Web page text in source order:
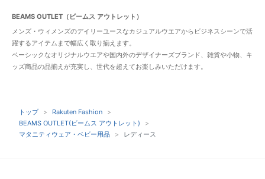
BEAMS OUTLET（ビームス アウトレット）
メンズ・ウィメンズのデイリーユースなカジュアルウエアからビジネスシーンで活
躍するアイテムまで幅広く取り揃えます。
ベーシックなオリジナルウエアや国内外のデザイナーズブランド、雑貨や小物、キ
ッズ商品の品揃えが充実し、世代を超えてお楽しみいただけます。
トップ
Rakuten Fashion
BEAMS OUTLET(ビームス アウトレット)
マタニティウェア・ベビー用品
レディース